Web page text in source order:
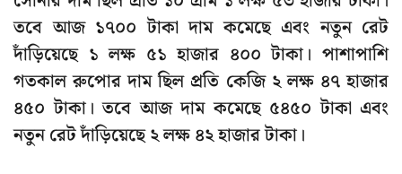
তবে আজ ১৭০০ টাকা দাম কমেছে এবং নতুন রেট
দাঁড়িয়েছে ১ লক্ষ ৫১ হাজার ৪০০ টাকা। পাশাপাশি
গতকাল রুপোর দাম ছিল প্রতি কেজি ২ লক্ষ ৪৭ হাজার
৪৫০ টাকা। তবে আজ দাম কমেছে ৫৪৫০ টাকা এবং
নতুন রেট দাঁড়িয়েছে ২ লক্ষ ৪২ হাজার টাকা।